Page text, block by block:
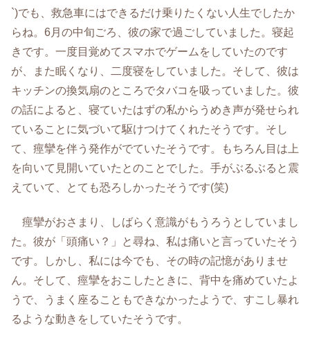
`)でも、救急車にはできるだけ乗りたくない人生でしたか
らね。6月の中旬ごろ、彼の家で過ごしていました。寝起
きです。一度目覚めてスマホでゲームをしていたのです
が、また眠くなり、二度寝をしていました。そして、彼は
キッチンの換気扇のところでタバコを吸っていました。彼
の話によると、寝ていたはずの私からうめき声が発せられ
ていることに気づいて駆けつけてくれたそうです。そし
て、痙攣を伴う発作がでていたそうです。もちろん目は上
を向いて見開いていたとのことでした。手がぶるぶると震
えていて、とても恐ろしかったそうです(笑)
痙攣がおさまり、しばらく意識がもうろうとしていまし
た。彼が「頭痛い？」と尋ね、私は痛いと言っていたそう
です。しかし、私には今でも、その時の記憶がありませ
ん。そして、痙攣をおこしたときに、背中を痛めていたよ
うで、うまく座ることもできなかったようで、すこし暴れ
るような動きをしていたそうです。